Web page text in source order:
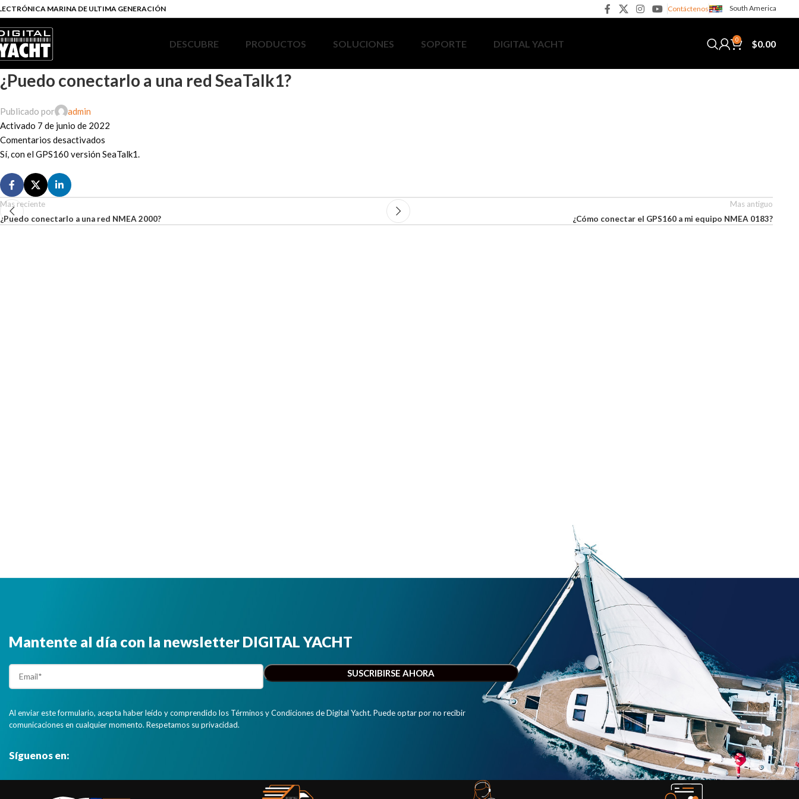
MARINA DE ULTIMA GENERACIÓN Contáctenos South America
DESCUBRE PRODUCTOS SOLUCIONES SOPORTE DIGITAL YACHT 0 $0.00
¿Puedo conectarlo a una red SeaTalk1?
Publicado por
admin
Activado 7 de junio de 2022
Comentarios desactivados
Sí, con el GPS160 versión SeaTalk1.
Mas reciente
¿Puedo conectarlo a una red NMEA 2000?
Mas antiguo
¿Cómo conectar el GPS160 a mi equipo NMEA 0183?
Mantente al día con la newsletter DIGITAL YACHT
Al enviar este formulario, acepta haber leído y comprendido los Términos y Condiciones de Digital Yacht. Puede optar por no recibir
comunicaciones en cualquier momento. Respetamos su privacidad.
Síguenos en: